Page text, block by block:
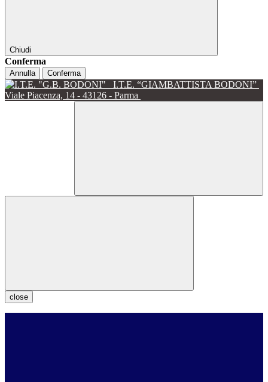
Chiudi
Conferma
Annulla Conferma
I.T.E. “GIAMBATTISTA BODONI”
Viale Piacenza, 14 - 43126 - Parma
close